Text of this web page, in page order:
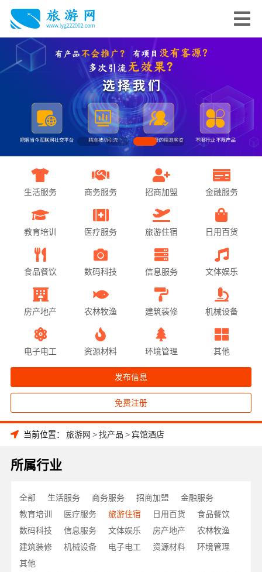
生活服务 商务服务 招商加盟 金融服务
教育培训 医疗服务 旅游住宿 日用百货
食品餐饮 数码科技 信息服务 文体娱乐
房产地产 农林牧渔 建筑装修 机械设备
电子电工 资源材料 环境管理 其他
发布信息
免费注册
当前位置： 旅游网 >找产品 >宾馆酒店
所属行业
全部 生活服务 商务服务 招商加盟
金融服务
教育培训
医疗服务 旅游住宿 日用百货
食品餐饮
数码科技
信息服务 文体娱乐 房产地产
农林牧渔
建筑装修
机械设备 电子电工 资源材料
环境管理
其他